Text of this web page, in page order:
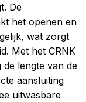
De
het openen en
wat zorgt
Met het CRNK
de lengte van de
aansluiting
uitwasbare